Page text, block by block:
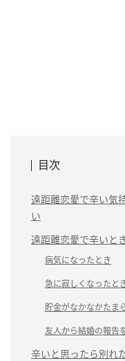
目次
遠距離恋愛で辛い気
い
遠距離恋愛で辛いと
病気になったとき
急に寂しくなったと
貯金がなかなかたま
友人から結婚の報告
辛いと思ったら別れ